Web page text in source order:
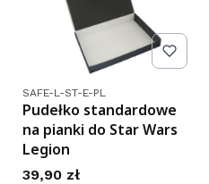
Kod produktu
SAFE-L-ST-E-PL
Pudełko standardowe
na pianki do Star Wars
Legion
Cena
39,90 zł